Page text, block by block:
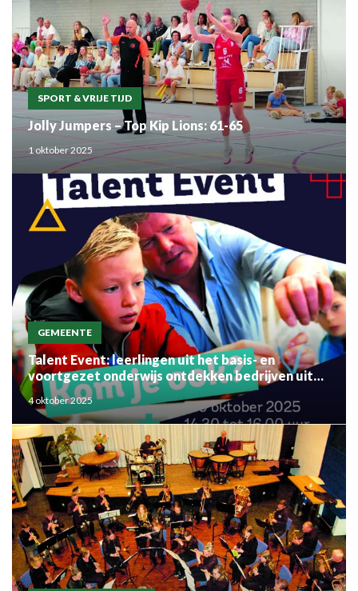
SPORT & VRIJE TIJD
Jolly Jumpers – Top Kip Lions: 61-65
1 oktober 2025
GEMEENTE
Talent Event: leerlingen uit het basis- en
voortgezet onderwijs ontdekken bedrijven uit
de regio
4 oktober 2025